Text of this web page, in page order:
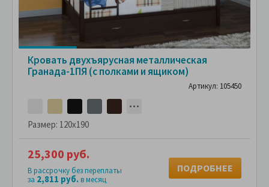
Кровать двухъярусная металлическая
Гранада-1ПЯ (с полками и ящиком)
Артикул: 105450
Размер: 120x190
25,300 руб.
В рассрочку без переплаты
за 2,811 руб.в месяц
ПОДРОБНЕЕ